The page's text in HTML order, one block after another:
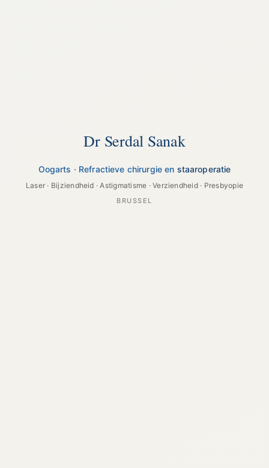
Dr Serdal Sanak
Oogarts · Refractieve chirurgie en staaroperatie
Laser · Bijziendheid · Astigmatisme · Verziendheid · Presbyopie
BRUSSEL